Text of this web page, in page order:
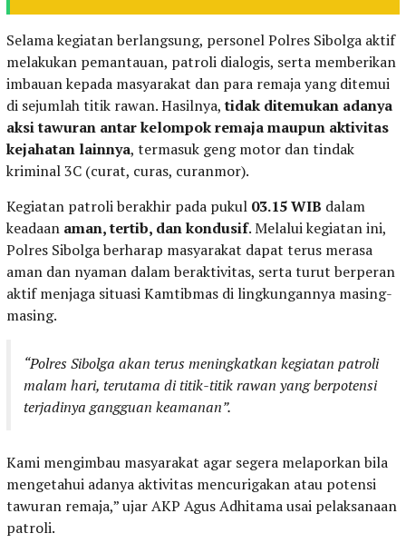
Selama kegiatan berlangsung, personel Polres Sibolga aktif
melakukan pemantauan, patroli dialogis, serta memberikan
imbauan kepada masyarakat dan para remaja yang ditemui
di sejumlah titik rawan. Hasilnya,tidak ditemukan adanya
aksi tawuran antar kelompok remaja maupun aktivitas
kejahatan lainnya, termasuk geng motor dan tindak
kriminal 3C (curat, curas, curanmor).
Kegiatan patroli berakhir pada pukul 03.15 WIB dalam
keadaan aman, tertib, dan kondusif. Melalui kegiatan ini,
Polres Sibolga berharap masyarakat dapat terus merasa
aman dan nyaman dalam beraktivitas, serta turut berperan
aktif menjaga situasi Kamtibmas di lingkungannya masing-
masing.
“Polres Sibolga akan terus meningkatkan kegiatan patroli
malam hari, terutama di titik-titik rawan yang berpotensi
terjadinya gangguan keamanan”.
Kami mengimbau masyarakat agar segera melaporkan bila
mengetahui adanya aktivitas mencurigakan atau potensi
tawuran remaja,” ujar AKP Agus Adhitama usai pelaksanaan
patroli.